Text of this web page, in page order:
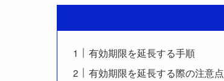
有効期限を延長する手順
有効期限を延長する際の注意点